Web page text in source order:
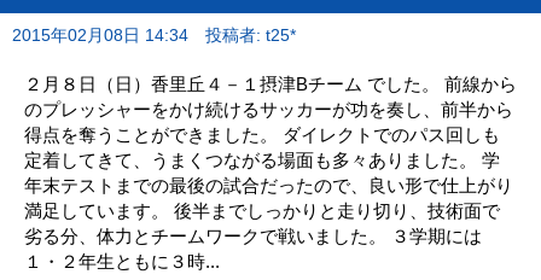
2015年02月08日 14:34 投稿者: t25*
２月８日（日）香里丘４－１摂津Bチーム でした。 前線から
のプレッシャーをかけ続けるサッカーが功を奏し、前半から
得点を奪うことができました。 ダイレクトでのパス回しも
定着してきて、うまくつながる場面も多々ありました。 学
年末テストまでの最後の試合だったので、良い形で仕上がり
満足しています。 後半までしっかりと走り切り、技術面で
劣る分、体力とチームワークで戦いました。 ３学期には
１・２年生ともに３時...